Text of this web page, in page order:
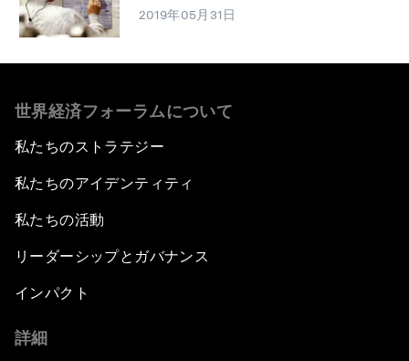
2019年05月31日
世界経済フォーラムについて
私たちのストラテジー
私たちのアイデンティティ
私たちの活動
リーダーシップとガバナンス
インパクト
詳細